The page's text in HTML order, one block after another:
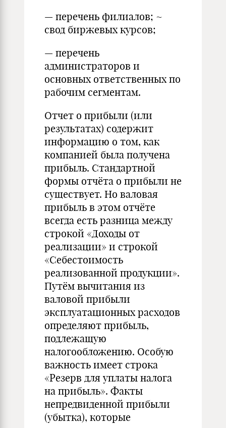
— перечень филиалов; ~
свод биржевых курсов;
— перечень
администраторов и
основных ответственных по
рабочим сегментам.
Отчет о прибыли (или
результатах) содержит
информацию о том, как
компанией была получена
прибыль. Стандартной
формы отчёта о прибыли не
существует. Но валовая
прибыль в этом отчёте
всегда есть разница между
строкой «Доходы от
реализации» и строкой
«Себестоимость
реализованной продукции».
Путём вычитания из
валовой прибыли
эксплуатационных расходов
определяют прибыль,
подлежащую
налогообложению. Особую
важность имеет строка
«Резерв для уплаты налога
на прибыль». Факты
непредвиденной прибыли
(убытка), которые